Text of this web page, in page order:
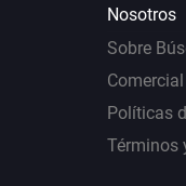
Nosotros
Sobre
Comercial
Políticas
Términos